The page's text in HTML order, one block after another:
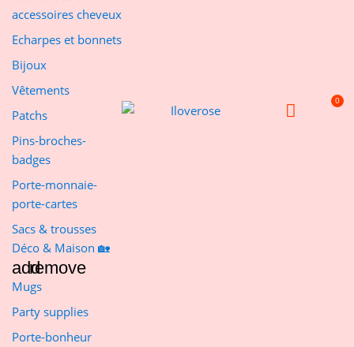
accessoires cheveux
Echarpes et bonnets
Bijoux
Vêtements
Patchs
Pins-broches-
badges
Porte-monnaie-
porte-cartes
Sacs & trousses
Déco & Maison 🏡
addremove
Mugs
Party supplies
Porte-bonheur